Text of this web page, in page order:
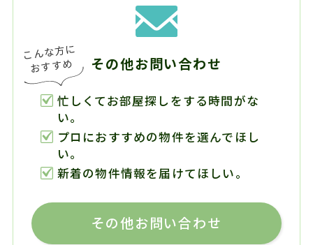
その他お問い合わせ
忙しくてお部屋探しをする時間がな
い。
プロにおすすめの物件を選んでほし
い。
新着の物件情報を届けてほしい。
その他お問い合わせ